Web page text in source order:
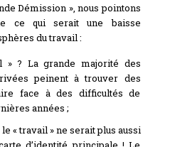
Démission », nous pointons
ce qui serait une baisse
du travail :
» ? La grande majorité des
peinent à trouver des
face à des difficultés de
années ;
« travail » ne serait plus aussi